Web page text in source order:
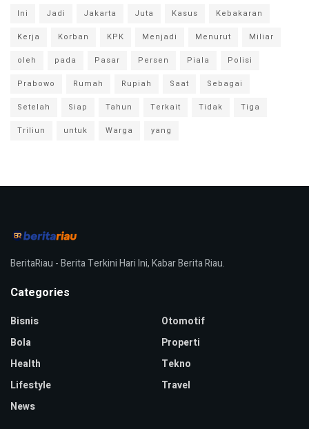
Ini
Jadi Jakarta Juta Kasus
Kebakaran
Kerja
Korban KPK Menjadi Menurut
Miliar
oleh
pada Pasar Persen Piala
Polisi
Prabowo
Rumah Rupiah Saat
Sebagai
Setelah
Siap Tahun Terkait Tidak
Tiga
Triliun
untuk Warga yang
BeritaRiau - Berita Terkini Hari Ini, Kabar Berita Riau.
Categories
Bisnis
Bola
Health
Lifestyle
News
Otomotif
Properti
Tekno
Travel